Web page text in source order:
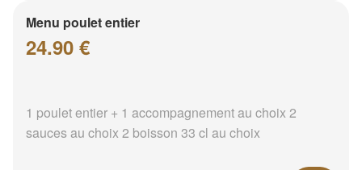
Menu poulet entier
24.90 €
1 poulet entier + 1 accompagnement au choix 2
sauces au choix 2 boisson 33 cl au choix